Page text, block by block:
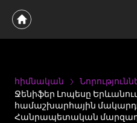
հիմնական
Ջենիֆեր Լոպեսը
համաշխարհային
Հանրապետական